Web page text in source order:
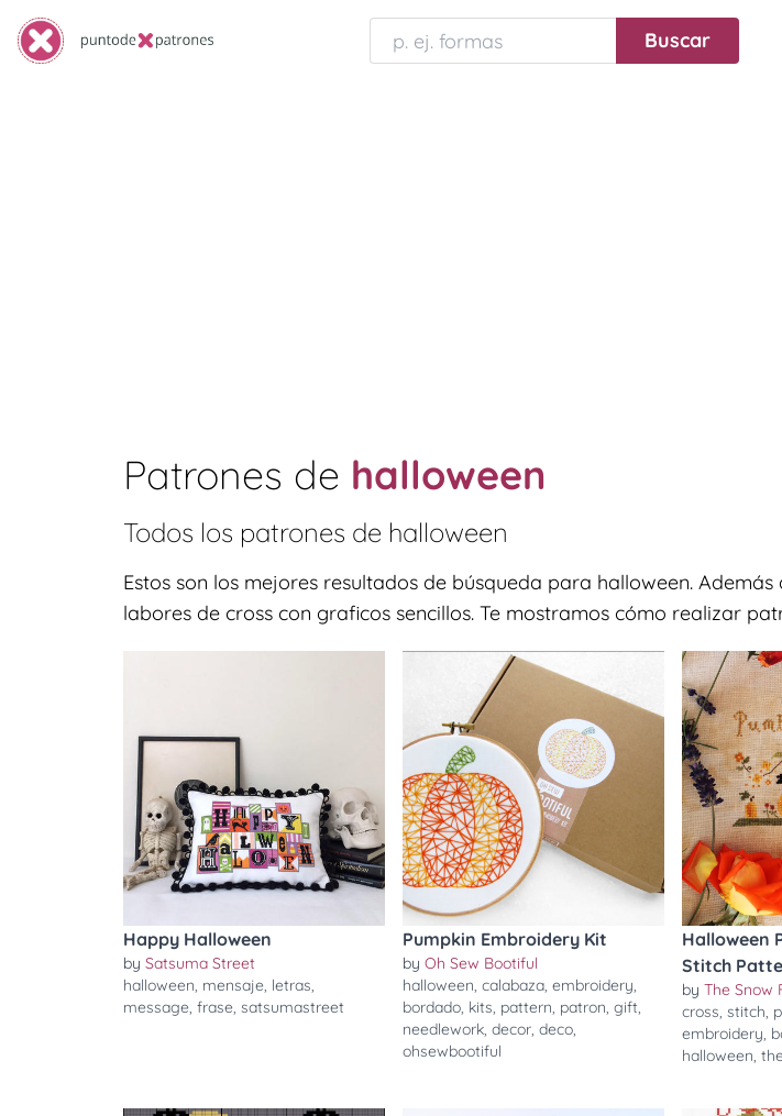
Patrones de halloween
Todos los patrones de halloween
Estos son los mejores resultados de búsqueda para halloween.
labores de cross con graficos sencillos. Te mostramos cómo realizar
Happy Halloween
by Satsuma Street
halloween, mensaje, letras,
message, frase, satsumastreet
Pumpkin Embroidery Kit
byOh Sew Bootiful
halloween,calabaza,embroidery,
bordado, kits, pattern, patron,gift,
needlework,decor,deco,
ohsewbootiful
Halloween
Stitch
byThe Snow
cross,stitch,
embroidery,
halloween,